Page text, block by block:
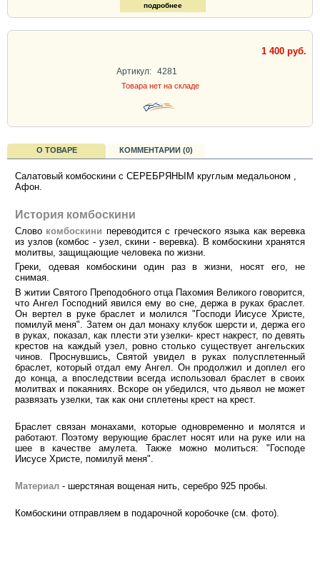
подробнее
1 400 руб.
Артикул: 4281
Товара нет на складе
О ТОВАРЕ КОММЕНТАРИИ (0)
Салатовый комбоскини с СЕРЕБРЯНЫМ круглым медальоном ,
Афон.
История комбоскини
Слово комбоскини переводится с греческого языка как веревка
из узлов (комбос - узел, скини - веревка). В комбоскини хранятся
молитвы, защищающие человека по жизни.
Греки, одевая комбоскини один раз в жизни, носят его, не
снимая.
В житии Святого Преподобного отца Пахомия Великого говорится,
что Ангел Господний явился ему во сне, держа в руках браслет.
Он вертел в руке браслет и молился "Господи Иисусе Христе,
помилуй меня". Затем он дал монаху клубок шерсти и, держа его
в руках, показал, как плести эти узелки- крест накрест, по девять
крестов на каждый узел, ровно столько существует ангельских
чинов. Проснувшись, Святой увидел в руках полусплетенный
браслет, который отдал ему Ангел. Он продолжил и доплел его
до конца, а впоследствии всегда использовал браслет в своих
молитвах и покаяниях. Вскоре он убедился, что дьявол не может
развязать узелки, так как они сплетены крест на крест.
Браслет связан монахами, которые одновременно и молятся и
работают. Поэтому верующие браслет носят или на руке или на
шее в качестве амулета. Также можно молиться: "Господе
Иисусе Христе, помилуй меня".
Материал - шерстяная вощеная нить, серебро 925 пробы.
Комбоскини отправляем в подарочной коробочке (см. фото).